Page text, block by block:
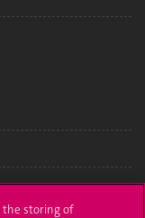
the storing of